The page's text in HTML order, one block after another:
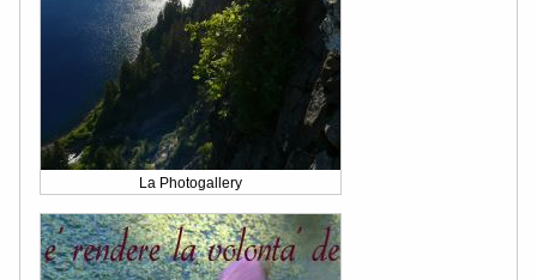
La Photogallery